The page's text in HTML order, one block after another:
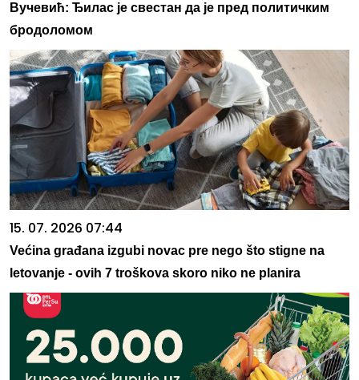
Вучевић: Ђилас је свестан да је пред политичким
бродоломом
15. 07. 2026 07:44
Većina građana izgubi novac pre nego što stigne na
letovanje - ovih 7 troškova skoro niko ne planira